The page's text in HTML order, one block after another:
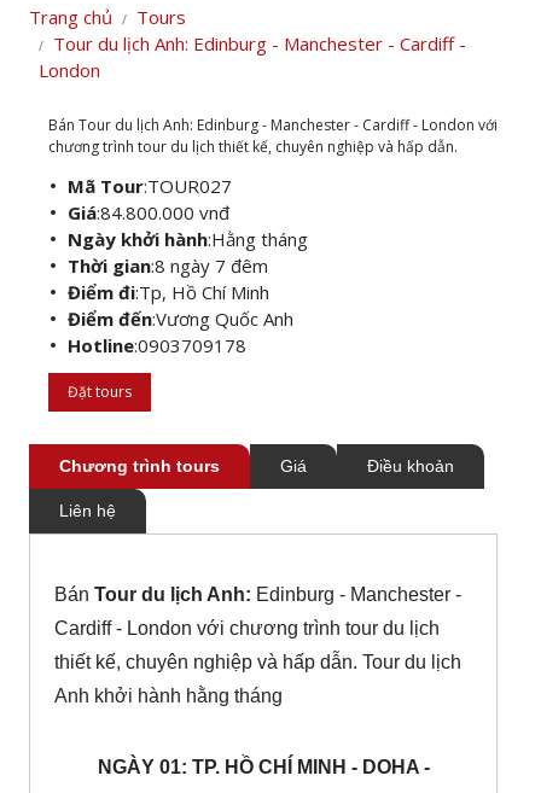
Trang chủ
Tours
Tour du lịch Anh: Edinburg - Manchester - Cardiff -
London
Bán Tour du lịch Anh: Edinburg - Manchester - Cardiff - London với
chương trình tour du lịch thiết kế, chuyên nghiệp và hấp dẫn.
Mã Tour:TOUR027
Giá:84.800.000 vnđ
Ngày khởi hành:Hằng tháng
Thời gian:8 ngày 7 đêm
Điểm đi:Tp, Hồ Chí Minh
Điểm đến:Vương Quốc Anh
Hotline:0903709178
Đặt tours
Chương trình tours Giá Điều khoản
Liên hệ
Bán Tour du lịch Anh: Edinburg - Manchester -
Cardiff - London với chương trình tour du lịch
thiết kế, chuyên nghiệp và hấp dẫn. Tour du lịch
Anh khởi hành hằng tháng
NGÀY 01: TP. HỒ CHÍ MINH - DOHA -